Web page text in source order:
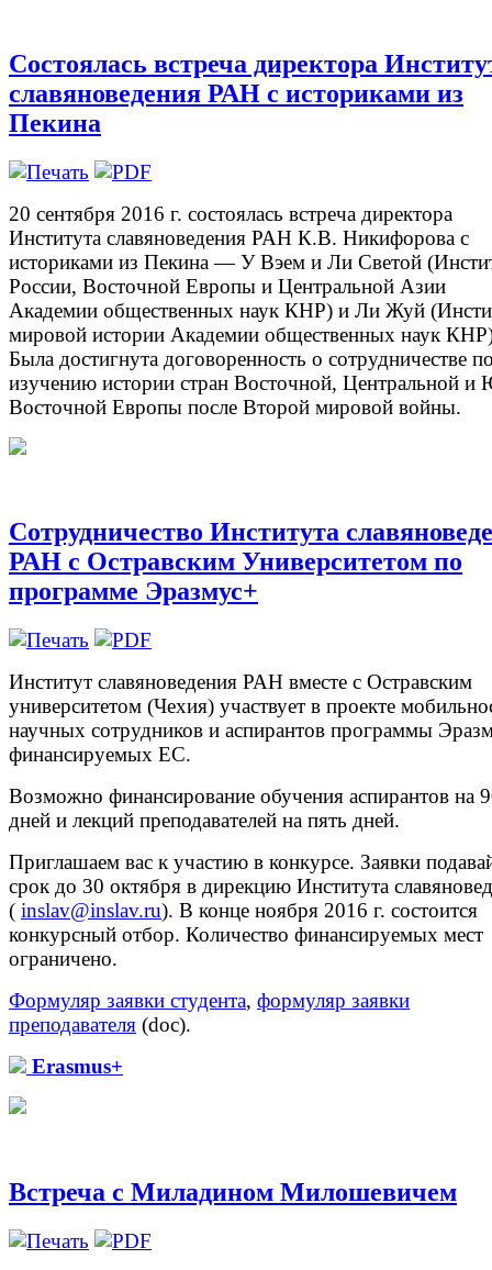
Состоялась встреча директора
славяноведения РАН с историками из
Пекина
20 сентября 2016 г. состоялась встреча директора
Института славяноведения РАН К.В. Никифорова с
историками из Пекина — У Вэем и Ли Светой
России, Восточной Европы и Центральной Азии
Академии общественных наук КНР) и Ли Жуй
мировой истории Академии общественных наук
Была достигнута договоренность о сотрудничестве
изучению истории стран Восточной, Центральной и
Восточной Европы после Второй мировой войны.
Сотрудничество Института
РАН с Остравским Университетом по
программе Эразмус+
Институт славяноведения РАН вместе с Остравским
университетом (Чехия) участвует в проекте
научных сотрудников и аспирантов программы
финансируемых ЕС.
Возможно финансирование обучения аспирантов на
дней и лекций преподавателей на пять дней.
Приглашаем вас к участию в конкурсе. Заявки
срок до 30 октября в дирекцию Института
( inslav@inslav.ru). В конце ноября 2016 г. состоится
конкурсный отбор. Количество финансируемых мест
ограничено.
Формуляр заявки студента, формуляр заявки
преподавателя (doc).
Erasmus+
Встреча с Миладином Милошевичем